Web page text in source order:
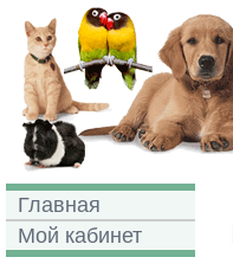
Главная
Мой кабинет